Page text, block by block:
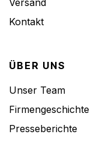
Kontakt
ÜBER UNS
Unser Team
Firmengeschichte
Presseberichte